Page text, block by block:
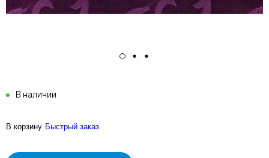
В наличии
В корзину Быстрый заказ